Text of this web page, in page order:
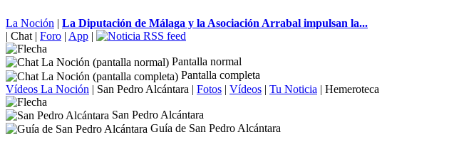
La Noción | La Diputación de Málaga y la Asociación Arrabal impulsan la...
| Chat | Foro | App |
Pantalla normal
Pantalla completa
Vídeos La Noción | San Pedro Alcántara | Fotos | Vídeos | Tu Noticia | Hemeroteca
San Pedro Alcántara
Guía de San Pedro Alcántara